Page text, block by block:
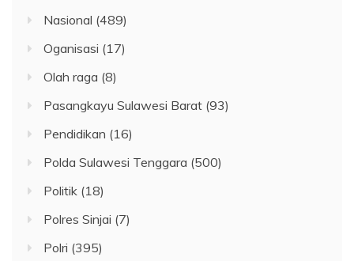
Nasional (489)
Oganisasi (17)
Olah raga (8)
Pasangkayu Sulawesi Barat (93)
Pendidikan (16)
Polda Sulawesi Tenggara (500)
Politik (18)
Polres Sinjai (7)
Polri (395)